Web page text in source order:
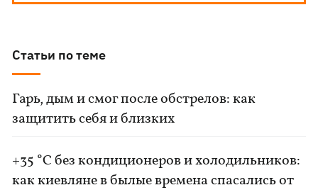
Статьи по теме
Гарь, дым и смог после обстрелов: как
защитить себя и близких
+35 °C без кондиционеров и холодильников:
как киевляне в былые времена спасались от